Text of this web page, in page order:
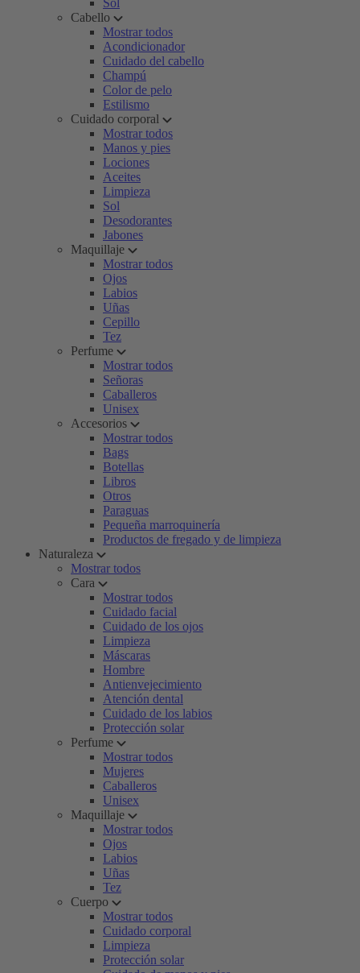
Sol
Cabello
Mostrar todos
Acondicionador
Cuidado del cabello
Champú
Color de pelo
Estilismo
Cuidado corporal
Mostrar todos
Manos y pies
Lociones
Aceites
Limpieza
Sol
Desodorantes
Jabones
Maquillaje
Mostrar todos
Ojos
Labios
Uñas
Cepillo
Tez
Perfume
Mostrar todos
Señoras
Caballeros
Unisex
Accesorios
Mostrar todos
Bags
Botellas
Libros
Otros
Paraguas
Pequeña marroquinería
Productos de fregado y de limpieza
Naturaleza
Mostrar todos
Cara
Mostrar todos
Cuidado facial
Cuidado de los ojos
Limpieza
Máscaras
Hombre
Antienvejecimiento
Atención dental
Cuidado de los labios
Protección solar
Perfume
Mostrar todos
Mujeres
Caballeros
Unisex
Maquillaje
Mostrar todos
Ojos
Labios
Uñas
Tez
Cuerpo
Mostrar todos
Cuidado corporal
Limpieza
Protección solar